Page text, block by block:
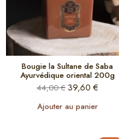
Bougie la Sultane de Saba
Ayurvédique oriental 200g
44,00€ 39,60 €
Ajouter au panier